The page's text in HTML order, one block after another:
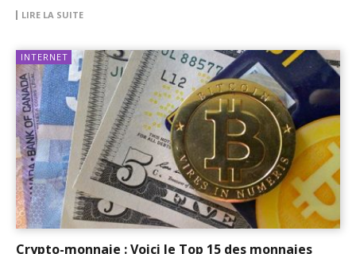
LIRE LA SUITE
INTERNET
Crypto-monnaie : Voici le Top 15 des monnaies